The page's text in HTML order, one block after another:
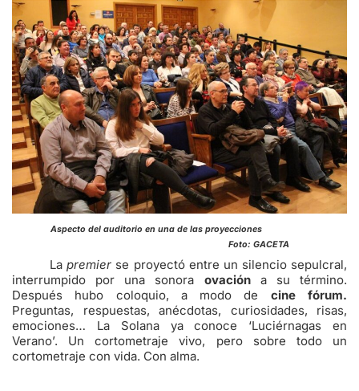
Aspecto del auditorio en una de las proyecciones
Foto: GACETA
La premier se proyectó entre un silencio sepulcral,
interrumpido por una sonora ovacióna su término.
Después hubo coloquio, a modo de cine fórum.
Preguntas, respuestas, anécdotas, curiosidades, risas,
emociones… La Solana ya conoce ‘Luciérnagas en
Verano’. Un cortometraje vivo, pero sobre todo un
cortometraje con vida. Con alma.